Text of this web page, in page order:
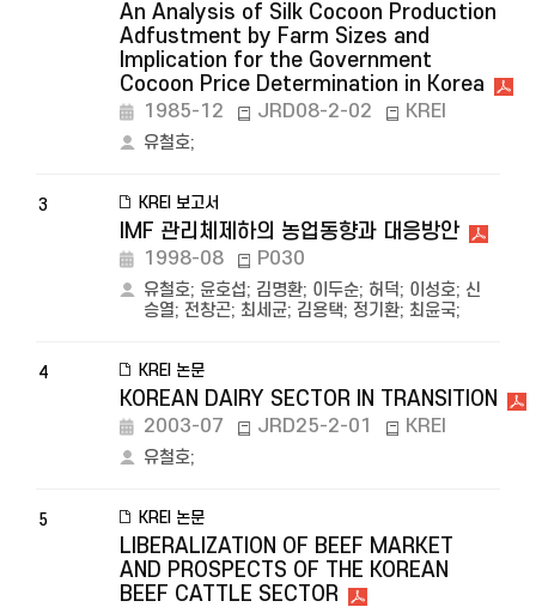
An Analysis of Silk Cocoon Production
Adfustment by Farm Sizes and
Implication for the Government
Cocoon Price Determination in Korea
1985-12 JRD08-2-02 KREI
유철호;
3 KREI 보고서
IMF 관리체제하의 농업동향과 대응방안
1998-08 P030
유철호; 윤호섭; 김명환; 이두순; 허덕; 이성호; 신
승열; 전창곤; 최세균; 김용택; 정기환; 최윤국;
4 KREI 논문
KOREAN DAIRY SECTOR IN TRANSITION
2003-07 JRD25-2-01 KREI
유철호;
5 KREI 논문
LIBERALIZATION OF BEEF MARKET
AND PROSPECTS OF THE KOREAN
BEEF CATTLE SECTOR